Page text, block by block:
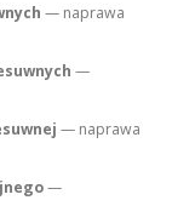
— naprawa
—
— naprawa
—